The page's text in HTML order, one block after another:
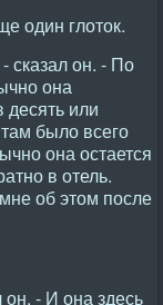
один глоток.
сказал он. - По
она
десять или
было всего
она остается
в отель.
об этом после
- И она здесь